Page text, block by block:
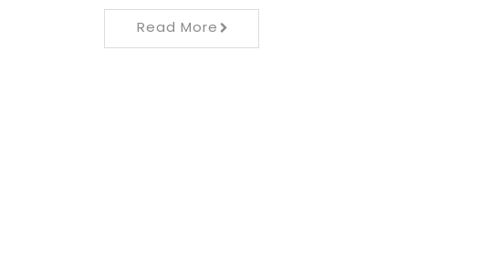
Read More